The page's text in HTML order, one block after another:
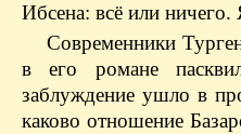
Ибсена: всё или ничего.
Современники
в его романе
заблуждение ушло в
каково отношение